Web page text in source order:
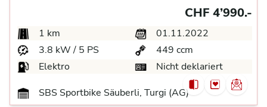
CHF 4’990.-
1 km
01.11.2022
3.8 kW / 5 PS
449 ccm
Elektro
Nicht deklariert
SBS Sportbike Säuberli, Turgi (AG)